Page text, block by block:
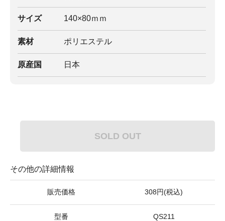
サイズ 140×80ｍｍ
素材 ポリエステル
原産国 日本
SOLD OUT
その他の詳細情報
販売価格 308円(税込)
型番 QS211